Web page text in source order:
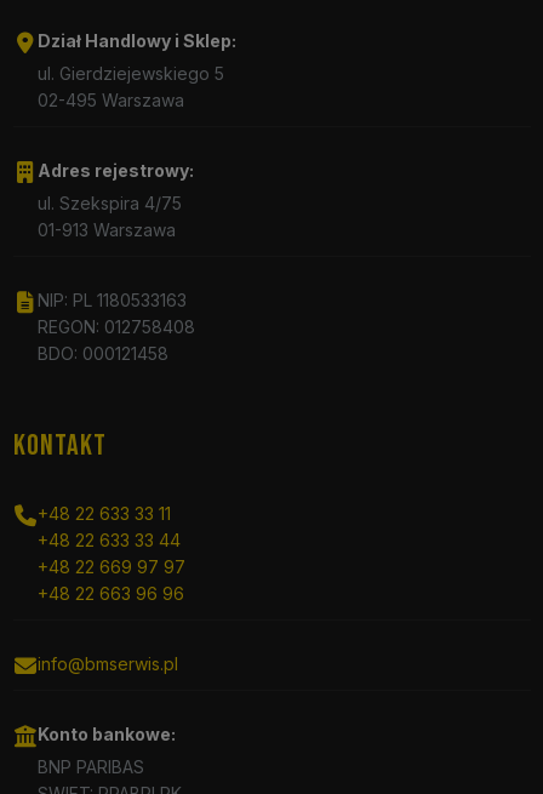
Dział Handlowy i Sklep:
ul. Gierdziejewskiego 5
02-495 Warszawa
Adres rejestrowy:
ul. Szekspira 4/75
01-913 Warszawa
NIP: PL 1180533163
REGON: 012758408
BDO: 000121458
KONTAKT
+48 22 633 33 11
+48 22 633 33 44
+48 22 669 97 97
+48 22 663 96 96
info@bmserwis.pl
Konto bankowe:
BNP PARIBAS